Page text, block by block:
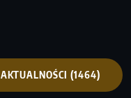
AKTUALNOŚCI (1464)